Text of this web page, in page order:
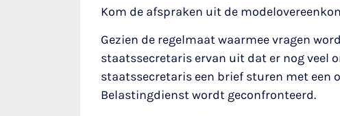
Kom de afspraken uit de
Gezien de regelmaat waarmee vragen
staatssecretaris ervan uit dat er nog veel
staatssecretaris een brief sturen met een
Belastingdienst wordt geconfronteerd.